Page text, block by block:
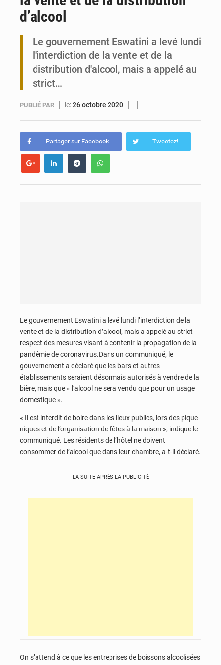
Maurice : Démission de la ministre Véronique Leu-Govind
d’alcool
Le gouvernement Eswatini a levé lundi
l'interdiction de la vente et de la
distribution d'alcool, mais a appelé au
strict…
PUBLIÉ PAR le:26 octobre 2020
Partager sur Facebook Tweetez!
Le gouvernement Eswatini a levé lundi l’interdiction de la
vente et de la distribution d’alcool, mais a appelé au strict
respect des mesures visant à contenir la propagation de la
pandémie de coronavirus.Dans un communiqué, le
gouvernement a déclaré que les bars et autres
établissements seraient désormais autorisés à vendre de la
bière, mais que « l’alcool ne sera vendu que pour un usage
domestique ».
« Il est interdit de boire dans les lieux publics, lors des pique-
niques et de l’organisation de fêtes à la maison », indique le
communiqué. Les résidents de l’hôtel ne doivent
consommer de l’alcool que dans leur chambre, a-t-il déclaré.
LA SUITE APRÈS LA PUBLICITÉ
On s’attend à ce que les entreprises de boissons alcoolisées